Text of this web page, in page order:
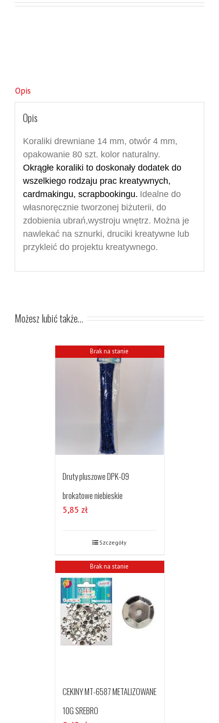
Opis
Opis
Koraliki drewniane 14 mm, otwór 4 mm,
opakowanie 80 szt. kolor naturalny.
Okrągłe koraliki todoskonały dodatek do
wszelkiego rodzaju prac kreatywnych,
cardmakingu, scrapbookingu. Idealne do
własnoręcznie tworzonej biżuterii, do
zdobienia ubrań,wystroju wnętrz. Można je
nawlekać na sznurki, druciki kreatywne lub
przykleić do projektu kreatywnego.
Możesz lubić także…
Brak na stanie
Druty pluszowe DPK-09
brokatowe niebieskie
5,85 zł
Szczegóły
Brak na stanie
CEKINY MT-6587 METALIZOWANE
10G SREBRO